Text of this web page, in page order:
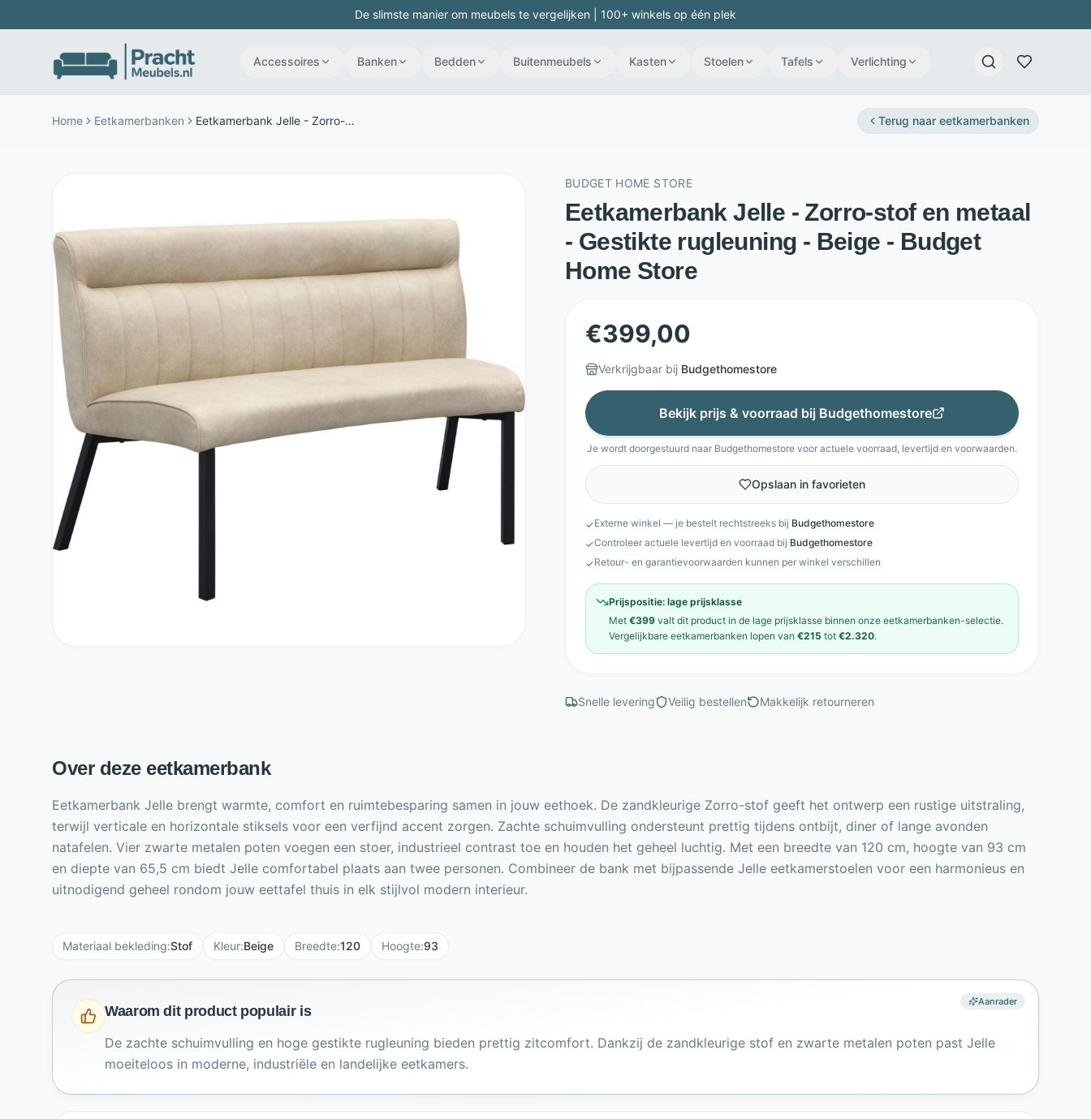
De slimste manier om meubels te vergelijken | 100+ winkels op één plek
Accessoires Banken Bedden Buitenmeubels Kasten Stoelen Tafels Verlichting
Home Eetkamerbanken Eetkamerbank Jelle - Zorro-stof en metaal - Gestikte rugleuning - Beige - Budget Home Store Terug naar eetkamerbanken
BUDGET HOME STORE
Eetkamerbank Jelle - Zorro-stof en metaal
- Gestikte rugleuning - Beige - Budget
Home Store
€399,00
Verkrijgbaar bij Budgethomestore
Bekijk prijs & voorraad bij Budgethomestore
Je wordt doorgestuurd naar Budgethomestore voor actuele voorraad, levertijd en voorwaarden.
Opslaan in favorieten
✓Externe winkel — je bestelt rechtstreeks bij Budgethomestore
✓Controleer actuele levertijd en voorraad bij Budgethomestore
✓Retour- en garantievoorwaarden kunnen per winkel verschillen
Prijspositie: lage prijsklasse
Met €399 valt dit product in de lage prijsklasse binnen onze eetkamerbanken-selectie.
Vergelijkbare eetkamerbanken lopen van €215 tot €2.320.
Snelle levering Veilig bestellen Makkelijk retourneren
Over deze eetkamerbank
Eetkamerbank Jelle brengt warmte, comfort en ruimtebesparing samen in jouw eethoek. De zandkleurige Zorro-stof geeft het ontwerp een rustige uitstraling,
terwijl verticale en horizontale stiksels voor een verfijnd accent zorgen. Zachte schuimvulling ondersteunt prettig tijdens ontbijt, diner of lange avonden
natafelen. Vier zwarte metalen poten voegen een stoer, industrieel contrast toe en houden het geheel luchtig. Met een breedte van 120 cm, hoogte van 93 cm
en diepte van 65,5 cm biedt Jelle comfortabel plaats aan twee personen. Combineer de bank met bijpassende Jelle eetkamerstoelen voor een harmonieus en
uitnodigend geheel rondom jouw eettafel thuis in elk stijlvol modern interieur.
Materiaal bekleding:Stof Kleur:Beige Breedte:120 Hoogte:93
Aanrader
Waarom dit product populair is
De zachte schuimvulling en hoge gestikte rugleuning bieden prettig zitcomfort. Dankzij de zandkleurige stof en zwarte metalen poten past Jelle
moeiteloos in moderne, industriële en landelijke eetkamers.